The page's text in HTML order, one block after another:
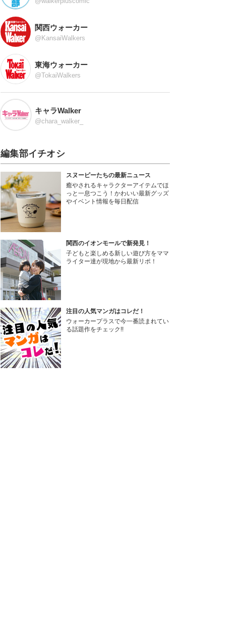
関西ウォーカー
@KansaiWalkers
東海ウォーカー
@TokaiWalkers
キャラWalker
@chara_walker_
編集部イチオシ
スヌーピーたちの最新ニュース
癒やされるキャラクターアイテムでほ
っと一息つこう！かわいい最新グッズ
やイベント情報を毎日配信
関西のイオンモールで新発見！
子どもと楽しめる新しい遊び方をママ
ライター達が現地から最新リポ！
注目の人気マンガはコレだ！
ウォーカープラスで今一番読まれてい
る話題作をチェック!!